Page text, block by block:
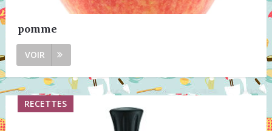
pomme
VOIR
RECETTES